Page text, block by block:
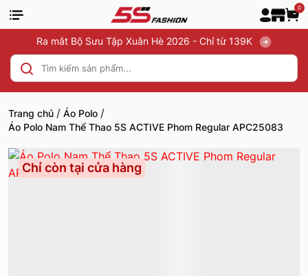
0
Ra mắt Bộ Sưu Tập Xuân Hè 2026 - Chỉ từ 139K
Trang chủ / Áo Polo /
Áo Polo Nam Thể Thao 5S ACTIVE Phom Regular APC25083
Chỉ còn tại cửa hàng